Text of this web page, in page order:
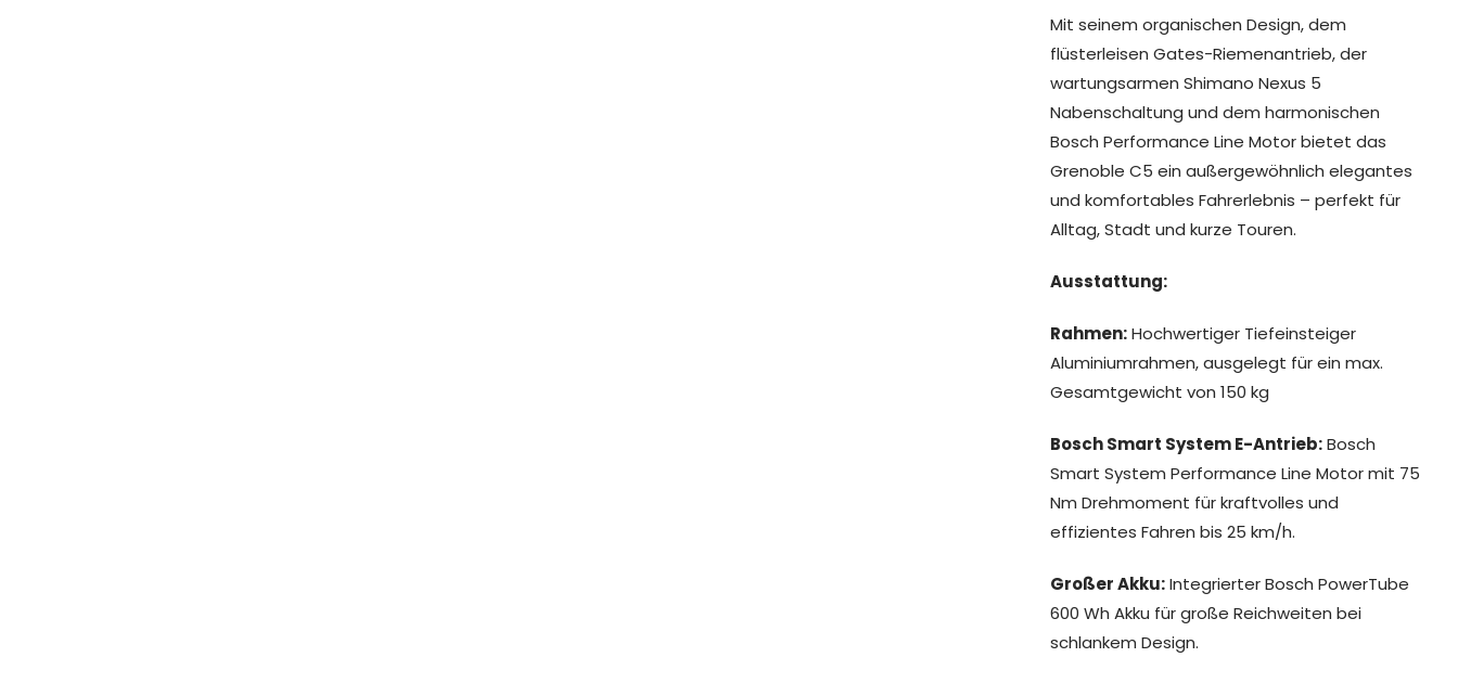
Mit seinem organischen Design, dem
flüsterleisen Gates-Riemenantrieb, der
wartungsarmen Shimano Nexus 5
Nabenschaltung und dem harmonischen
Bosch Performance Line Motor bietet das
Grenoble C5 ein außergewöhnlich elegantes
und komfortables Fahrerlebnis – perfekt für
Alltag, Stadt und kurze Touren.
Ausstattung:
Rahmen:Hochwertiger Tiefeinsteiger
Aluminiumrahmen, ausgelegt für ein max.
Gesamtgewicht von 150 kg
Bosch Smart System E-Antrieb:Bosch
Smart System Performance Line Motor mit 75
Nm Drehmoment für kraftvolles und
effizientes Fahren bis 25 km/h.
Großer Akku:Integrierter Bosch PowerTube
600 Wh Akku für große Reichweiten bei
schlankem Design.